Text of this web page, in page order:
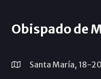
Obispado de
Santa María, 18-